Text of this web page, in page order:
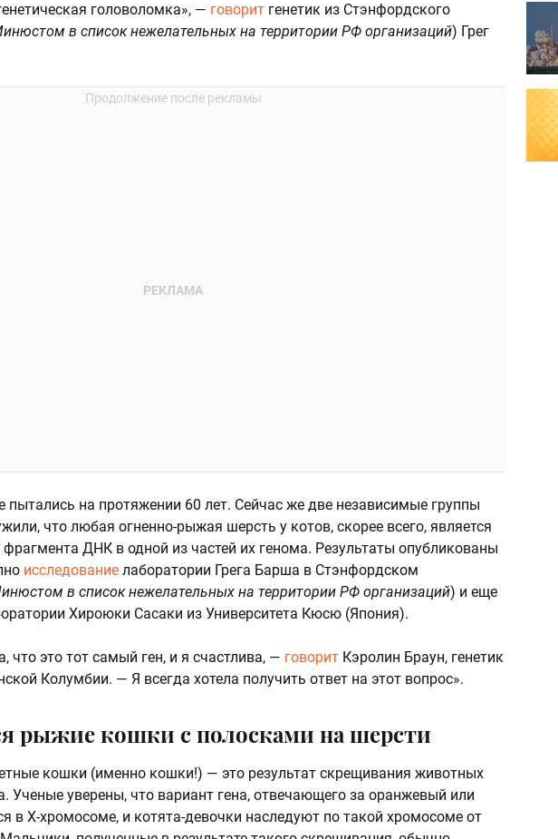
головоломка», — говорит генетик из Стэнфордского
в список нежелательных на территории РФ организаций) Грег
пытались на протяжении 60 лет. Сейчас же две независимые группы
что любая огненно-рыжая шерсть у котов, скорее всего, является
фрагмента ДНК в одной из частей их генома. Результаты опубликованы
исследование лаборатории Грега Барша в Стэнфордском
в список нежелательных на территории РФ организаций) и еще
Хироюки Сасаки из Университета Кюсю (Япония).
что это тот самый ген, и я счастлива, — говорит Кэролин Браун, генетик
Колумбии. — Я всегда хотела получить ответ на этот вопрос».
рыжие кошки с полосками на шерсти
кошки (именно кошки!) — это результат скрещивания животных
Ученые уверены, что вариант гена, отвечающего за оранжевый или
в Х-хромосоме, и котята-девочки наследуют по такой хромосоме от